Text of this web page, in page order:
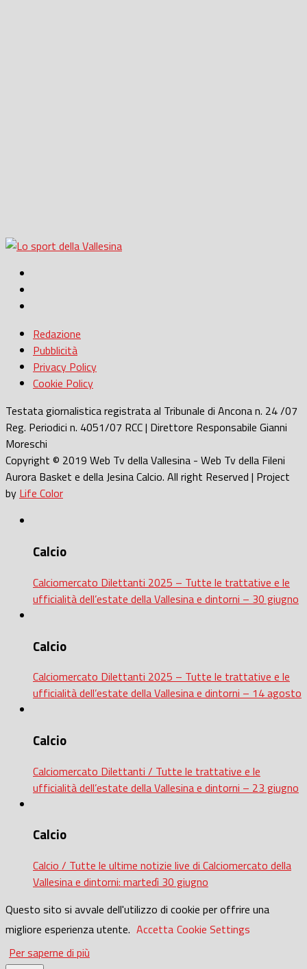
Redazione
Pubblicità
Privacy Policy
Cookie Policy
Testata giornalistica registrata al Tribunale di Ancona n. 24 /07
Reg. Periodici n. 4051/07 RCC | Direttore Responsabile Gianni
Moreschi
Copyright © 2019 Web Tv della Vallesina - Web Tv della Fileni
Aurora Basket e della Jesina Calcio. All right Reserved | Project
by Life Color
Calcio
Calciomercato Dilettanti 2025 – Tutte le trattative e le
ufficialità dell’estate della Vallesina e dintorni – 30 giugno
Calcio
Calciomercato Dilettanti 2025 – Tutte le trattative e le
ufficialità dell’estate della Vallesina e dintorni – 14 agosto
Calcio
Calciomercato Dilettanti / Tutte le trattative e le
ufficialità dell’estate della Vallesina e dintorni – 23 giugno
Calcio
Calcio / Tutte le ultime notizie live di Calciomercato della
Vallesina e dintorni: martedì 30 giugno
Questo sito si avvale dell'utilizzo di cookie per offrire una
migliore esperienza utente. Accetta Cookie Settings
Per saperne di più